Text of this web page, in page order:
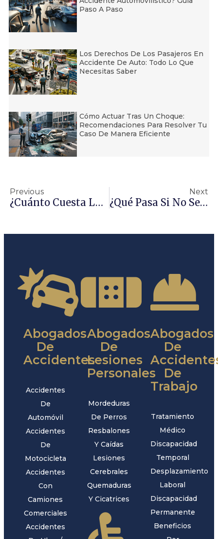
Paso A Paso
Los Derechos De Los Pasajeros En
Accidente De Auto: Todo Lo Que
Necesitas Saber
Cómo Actuar Tras Un Choque:
Recomendaciones Para Resolver Tu
Caso De Manera Eficiente
Previous
¿Cuánto Cuesta La Hora De Un Abogado En USA?
Next
¿Qué Pasa Si No Se Le Paga A Un Abogado?
Abogados
De
Accidentes
Accidentes
De
Automóvil
Accidentes
De
Motocicleta
Accidentes
Con
Camiones
Comerciales
Accidentes
Abogados
De
Lesiones
Personales
Mordeduras
De Perros
Resbalones
Y Caídas
Lesiones
Cerebrales
Quemaduras
Y Cicatrices
Abogados
De
De
Trabajo
Tratamiento
Médico
Discapacidad
Temporal
Desplazamiento
Laboral
Discapacidad
Permanente
Beneficios